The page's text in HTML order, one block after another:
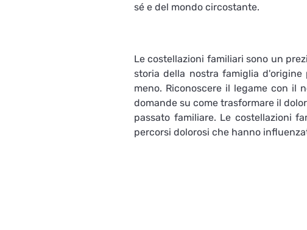
sé e del mondo circostante.
Le costellazioni familiari sono un
storia della nostra famiglia
meno. Riconoscere il legame con il
domande su come trasformare il
passato familiare. Le costellazioni
percorsi dolorosi che hanno